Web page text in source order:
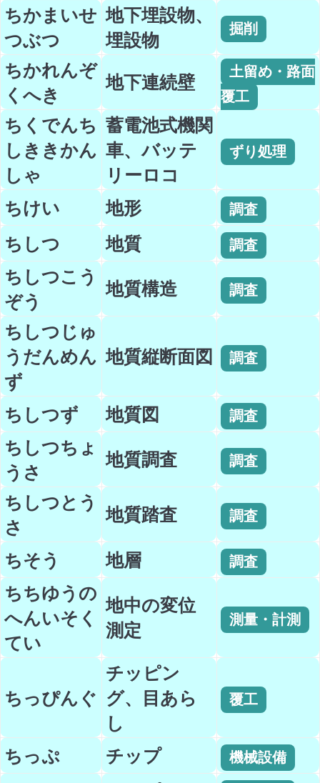
ちかまいせ
つぶつ
地下埋設物、
埋設物
掘削
ちかれんぞ
くへき
地下連続壁
土留め・路面
覆工
ちくでんち
しききかん
しゃ
蓄電池式機関
車、バッテ
リーロコ
ずり処理
ちけい 地形 調査
ちしつ 地質 調査
ちしつこう
ぞう
地質構造 調査
ちしつじゅ
うだんめん
ず
地質縦断面図 調査
ちしつず 地質図 調査
ちしつちょ
うさ
地質調査 調査
ちしつとう
さ
地質踏査 調査
ちそう 地層 調査
ちちゆうの
へんいそく
てい
地中の変位
測定
測量・計測
ちっぴんぐ
チッピン
グ、目あら
し
覆工
ちっぷ チップ 機械設備